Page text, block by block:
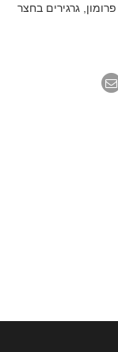
גרגירים בחצר